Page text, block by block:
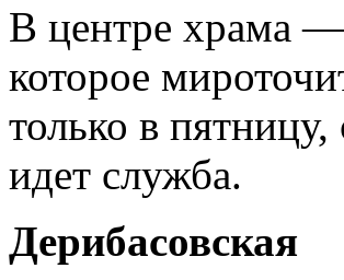
В центре храма
которое
только в
идет служба.
Дерибасовская